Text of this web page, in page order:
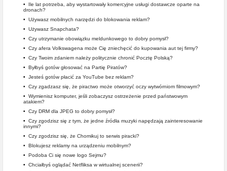
• Ile lat potrzeba, aby wystartowały komercyjne usługi dostawcze oparte na
dronach?
• Używasz mobilnych narzędzi do blokowania reklam?
• Używasz Snapchata?
• Czy utrzymanie obowiązku meldunkowego to dobry pomysł?
• Czy afera Volkswagena może Cię zniechęcić do kupowania aut tej firmy?
• Czy Twoim zdaniem należy politycznie chronić Pocztę Polską?
• Byłbyś gotów głosować na Partię Piratów?
• Jesteś gotów płacić za YouTube bez reklam?
• Czy zgadzasz się, że piractwo może otworzyć oczy wytwórniom filmowym?
• Wymienisz komputer, jeśli zobaczysz ostrzeżenie przed państwowym
atakiem?
• Czy DRM dla JPEG to dobry pomysł?
• Czy zgodzisz się z tym, że jedne źródła muzyki napędzają zainteresowanie
innymi?
• Czy zgodzisz się, że Chomikuj to serwis piracki?
• Blokujesz reklamy na urządzeniu mobilnym?
• Podoba Ci się nowe logo Sejmu?
• Chciałbyś oglądać Netfliksa w wirtualnej scenerii?